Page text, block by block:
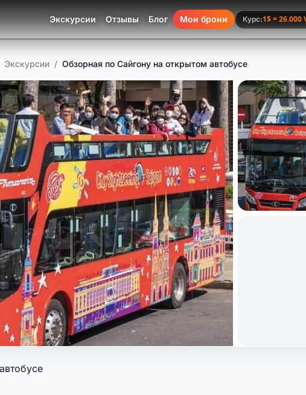
Экскурсии Отзывы Блог Мои брони Курс:1$ = 26.000
Экскурсии / Обзорная по Сайгону на открытом автобусе